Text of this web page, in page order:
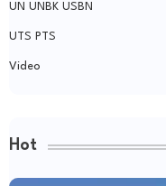
UN UNBK USBN
UTS PTS
Video
Hot